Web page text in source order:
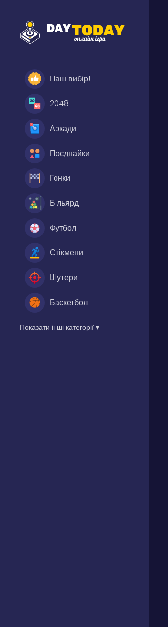
Наш вибір!
2048
Аркади
Поєднайки
Гонки
Більярд
Футбол
Стікмени
Шутери
Баскетбол
Показати інші категорії ▾